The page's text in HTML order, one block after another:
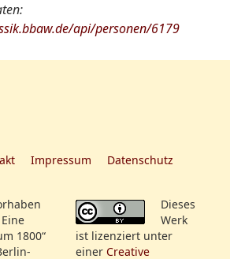
api/personen/6179
Impressum Datenschutz
1800“
Dieses
Werk
ist lizenziert unter
einer Creative